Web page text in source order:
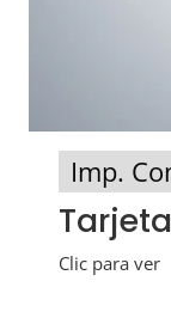
Imp.
Clic para ver